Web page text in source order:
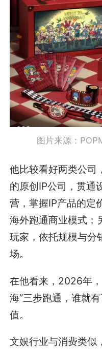
图片来源：
他比较看好两类公司
的原创IP公司，贯通
营，掌握IP产品的定
海外跑通商业模式；
玩家，依托规模与分
场。
在他看来，2026年
海”三步跑通，谁就
值。
文娱行业与消费类似